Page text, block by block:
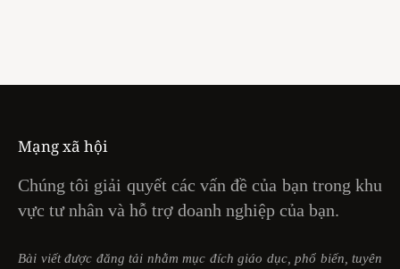
Mạng xã hội
Chúng tôi giải quyết các vấn đề của bạn trong khu
vực tư nhân và hỗ trợ doanh nghiệp của bạn.
Bài viết được đăng tải nhằm mục đích giáo dục, phổ biến, tuyên